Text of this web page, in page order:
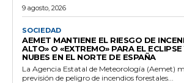
9 agosto, 2026
SOCIEDAD
AEMET MANTIENE EL RIESGO DE
ALTO» O «EXTREMO» PARA EL
NUBES EN EL NORTE DE ESPAÑA
La Agencia Estatal de Meteorología (Aemet)
previsión de peligro de incendios forestales...